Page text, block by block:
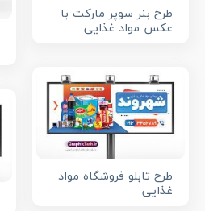
طرح بنر سوپر مارکت با
عکس مواد غذایی
طرح تابلو فروشگاه مواد
غذایی